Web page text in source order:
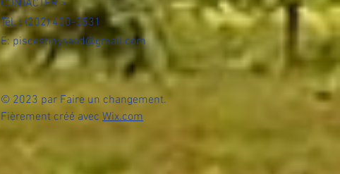
CONTACTER >
Tél. : (202) 430-3531
E:piscestinyseed@gmail.com
© 2023 par Faire un changement.
Fièrement créé avec Wix.com